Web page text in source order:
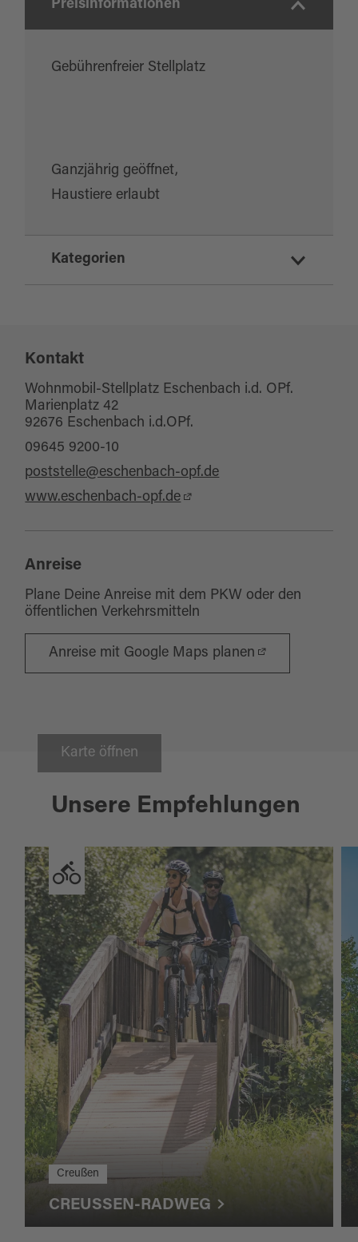
Preisinformationen
Gebührenfreier Stellplatz
Ganzjährig geöffnet,
Haustiere erlaubt
Kategorien
Kontakt
Wohnmobil-Stellplatz Eschenbach i.d. OPf.
Marienplatz 42
92676 Eschenbach i.d.OPf.
09645 9200-10
poststelle@eschenbach-opf.de
www.eschenbach-opf.de
Anreise
Plane Deine Anreise mit dem PKW oder den
öffentlichen Verkehrsmitteln
Anreise mit Google Maps planen
Karte öffnen
Unsere Empfehlungen
Creußen
CREUSSEN-RADWEG